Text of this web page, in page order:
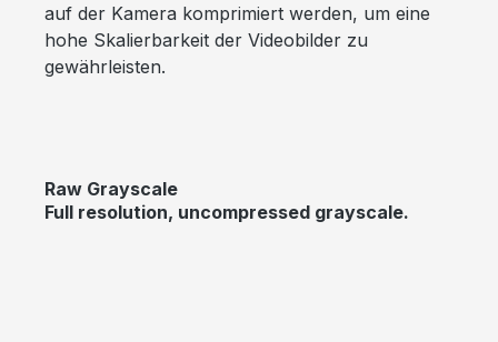
auf der Kamera komprimiert werden, um eine
hohe Skalierbarkeit der Videobilder zu
gewährleisten.
Raw Grayscale
Full resolution, uncompressed grayscale.